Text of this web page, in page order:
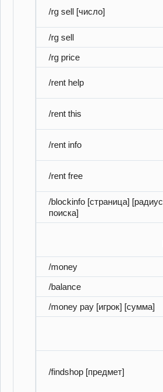
/rg sell [число]
/rg sell
/rg price
/rent help
/rent this
/rent info
/rent free
/blockinfo [страница] [радиус
поиска]
/money
/balance
/money pay [игрок] [сумма]
/findshop [предмет]